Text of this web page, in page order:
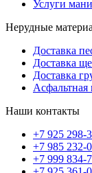
Услуги
Нерудные
Доставка
Доставка
Доставка
Асфальтная
Наши контакты
+7 925 298-
+7 985 232-
+7 999 834-